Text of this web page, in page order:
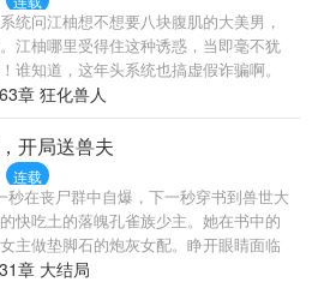
卫！差点就成了男宠！“我不要做男
暗卫统领。”“我要出任务。”“好，不许受
帝保护暗卫的吗！那要暗卫做什么！职业
北国叛乱，我要做将军。”“好，许你
要为朕完璧而归。”一边罚一边心疼落泪
现代世界升官发财娶老婆了。凌漠：他
泪，我还他一生一世——
统问江柚想不想要八块腹肌的大美男，
江柚哪里受得住这种诱惑，当即毫不犹
谁知道，这年头系统也搞虚假诈骗啊。
扮演兽校恶雌对照组，完不成任务就被
上苦兮兮，只好胆战心惊扮演恶雌，可
们都能听见系统的声音。酒会上，江柚
酒泼在了女主弟弟身上：“穿成这样，不
我吗？”游泳课上，江柚按照任务一手按
上，“装什么装，练腹肌不就是想要本小
材室，江柚又又又按照系统任务一脚踹在
“让你妹远离我喜欢的人，懂不懂？”……
章 狂化兽人
开局送兽夫
连载
秒在丧尸群中自爆，下一秒穿书到兽世大
快吃土的落魄孔雀族少主。她在书中的
主做垫脚石的炮灰女配。睁开眼睛面临
天崩开局。孔明薇双眼一闭想回去，想
章 大结局